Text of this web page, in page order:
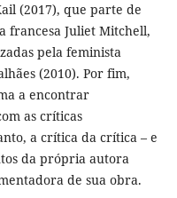
(2017), que parte de
francesa Juliet Mitchell,
pela feminista
(2010). Por fim,
a encontrar
as críticas
a crítica da crítica – e
da própria autora
de sua obra.